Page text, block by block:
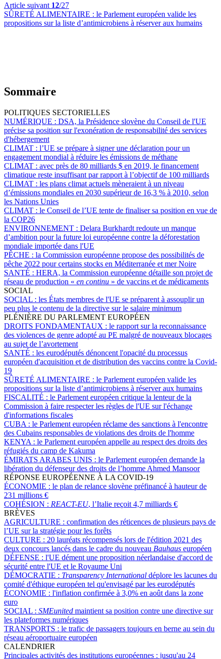
Article suivant 12/27
SÛRETÉ ALIMENTAIRE : le Parlement européen valide les
propositions sur la liste d’antimicrobiens à réserver aux humains
Sommaire
POLITIQUES SECTORIELLES
NUMÉRIQUE : DSA, la Présidence slovène du Conseil de l'UE
précise sa position sur l'exonération de responsabilité des services
d'hébergement
CLIMAT : l’UE se prépare à signer une déclaration pour un
engagement mondial à réduire les émissions de méthane
CLIMAT : avec près de 80 milliards $ en 2019, le financement
climatique reste insuffisant par rapport à l’objectif de 100 milliards
CLIMAT : les plans climat actuels mèneraient à un niveau
d’émissions mondiales en 2030 supérieur de 16,3 % à 2010, selon
les Nations Unies
CLIMAT : le Conseil de l’UE tente de finaliser sa position en vue de
la COP26
ENVIRONNEMENT : Delara Burkhardt redoute un manque
d’ambition pour la future loi européenne contre la déforestation
mondiale importée dans l'UE
PÊCHE : la Commission européenne propose des possibilités de
pêche 2022 pour certains stocks en Méditerranée et mer Noire
SANTÉ : HERA, la Commission européenne détaille son projet de
réseau de production « en continu » de vaccins et de médicaments
SOCIAL
SOCIAL : les États membres de l'UE se préparent à assouplir un
peu plus le contenu de la directive sur le salaire minimum
PLÉNIÈRE DU PARLEMENT EUROPÉEN
DROITS FONDAMENTAUX : le rapport sur la reconnaissance
des violences de genre adopté au PE malgré de nouveaux blocages
au sujet de l’avortement
SANTÉ : les eurodéputés dénoncent l'opacité du processus
européen d'acquisition et de distribution des vaccins contre la Covid-
19
SÛRETÉ ALIMENTAIRE : le Parlement européen valide les
propositions sur la liste d’antimicrobiens à réserver aux humains
FISCALITÉ : le Parlement européen critique la lenteur de la
Commission à faire respecter les règles de l'UE sur l'échange
d'informations fiscales
CUBA : le Parlement européen réclame des sanctions à l'encontre
des Cubains responsables de violations des droits de l'homme
KENYA : le Parlement européen appelle au respect des droits des
réfugiés du camp de Kakuma
ÉMIRATS ARABES UNIS : le Parlement européen demande la
libération du défenseur des droits de l’homme Ahmed Mansoor
RÉPONSE EUROPÉENNE À LA COVID-19
ÉCONOMIE : le plan de relance slovène préfinancé à hauteur de
231 millions €
COHÉSION : REACT-EU, l’Italie reçoit 4,7 milliards €
BRÈVES
AGRICULTURE : confirmation des réticences de plusieurs pays de
l’UE sur la stratégie pour les forêts
CULTURE : 20 lauréats récompensés lors de l'édition 2021 des
deux concours lancés dans le cadre du nouveau Bauhaus européen
DÉFENSE : l'UE dément une proposition néerlandaise d'accord de
sécurité entre l'UE et le Royaume Uni
DÉMOCRATIE : Transparency International déplore les lacunes du
comité d'éthique européen tel qu'envisagé par les eurodéputés
ÉCONOMIE : l'inflation confirmée à 3,0% en août dans la zone
euro
SOCIAL : SMEunited maintient sa position contre une directive sur
les plateformes numériques
TRANSPORTS : le trafic de passagers toujours en berne au sein du
réseau aéroportuaire européen
CALENDRIER
Principales activités des institutions européennes : jusqu'au 24